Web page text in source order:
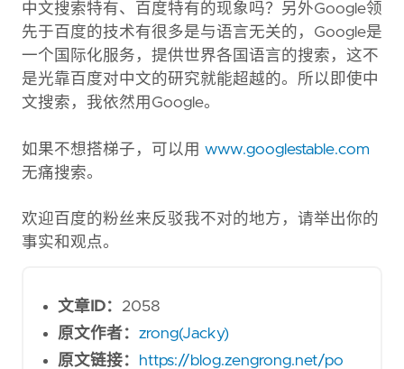
中文搜索特有、百度特有的现象吗？另外Google领
先于百度的技术有很多是与语言无关的，Google是
一个国际化服务，提供世界各国语言的搜索，这不
是光靠百度对中文的研究就能超越的。所以即使中
文搜索，我依然用Google。
如果不想搭梯子，可以用 www.googlestable.com
无痛搜索。
欢迎百度的粉丝来反驳我不对的地方，请举出你的
事实和观点。
文章ID： 2058
原文作者： zrong(Jacky)
原文链接：
https://blog.zengrong.net/po